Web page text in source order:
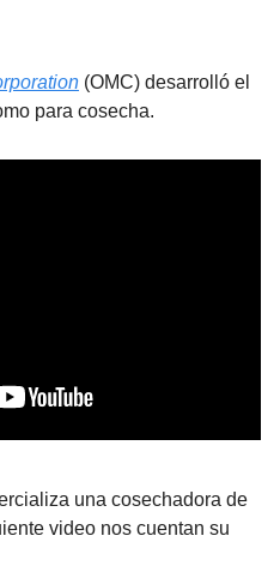
(OMC) desarrolló el
para cosecha.
una cosechadora de
video nos cuentan su